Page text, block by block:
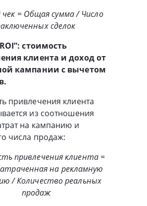
чек = Общая сумма / Число
сделок
стоимость
клиента и доход от
кампании с вычетом
привлечения клиента
из соотношения
на кампанию и
числа продаж:
привлечения клиента =
на рекламную
/ Количество реальных
продаж